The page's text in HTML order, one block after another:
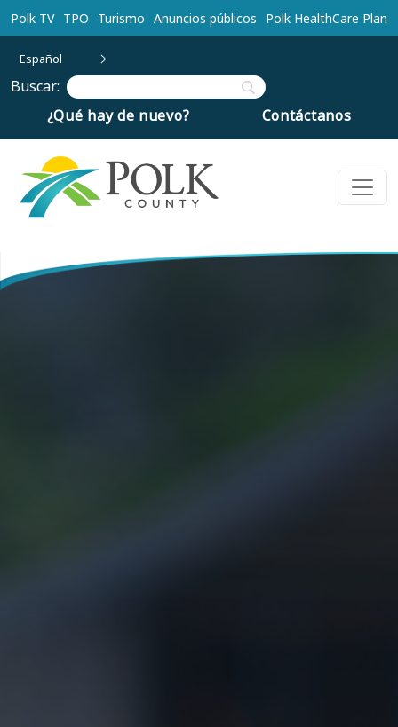
Ir al contenido principal
Polk TV TPO Turismo Anuncios públicos Polk HealthCare Plan
Español
Buscar:
¿Qué hay de nuevo?
Contáctanos